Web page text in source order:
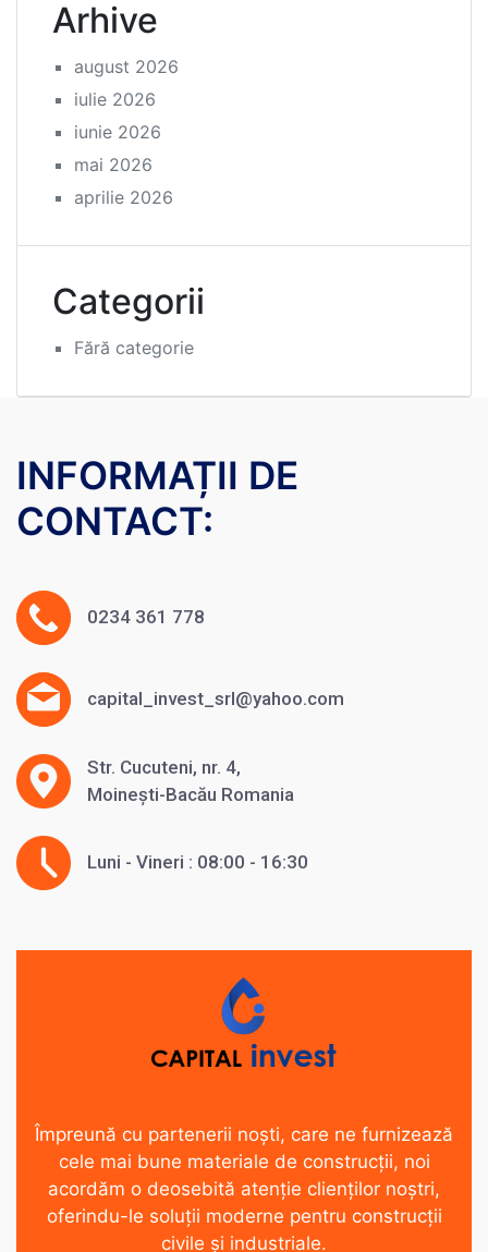
Arhive
august 2026
iulie 2026
iunie 2026
mai 2026
aprilie 2026
Categorii
Fără categorie
INFORMAȚII DE
CONTACT:
0234 361 778
capital_invest_srl@yahoo.com
Str. Cucuteni, nr. 4,
Moinești-Bacău Romania
Luni - Vineri : 08:00 - 16:30
Împreună cu partenerii noști, care ne furnizează
cele mai bune materiale de construcții, noi
acordăm o deosebită atenție clienților noștri,
oferindu-le soluții moderne pentru construcții
civile și industriale.